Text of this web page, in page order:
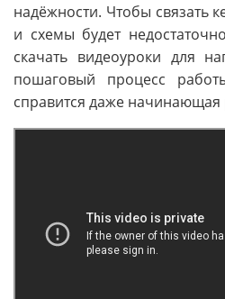
надёжности. Чтобы связать
и схемы будет
скачать видеоуроки для
пошаговый процесс
справится даже начинающая